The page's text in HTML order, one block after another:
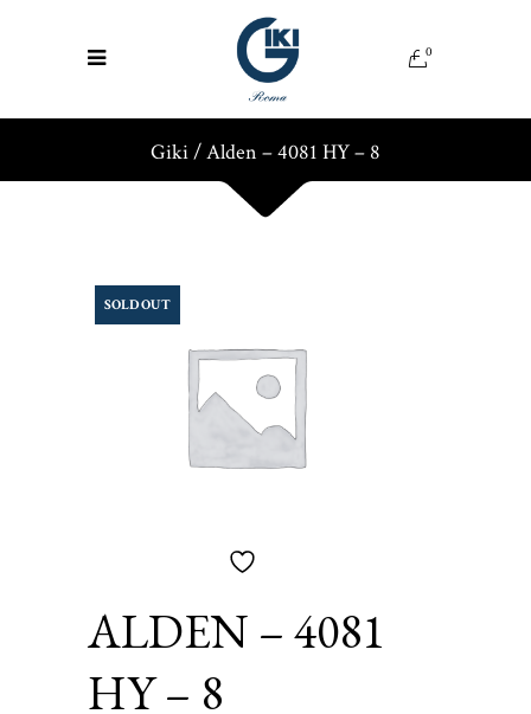
0
Giki/Alden – 4081 HY – 8
SOLD OUT
ALDEN – 4081
HY – 8